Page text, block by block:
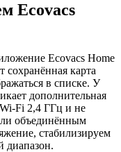
Ecovacs
Ecovacs Home
сохранённая карта
в списке. У
дополнительная
Fi 2,4 ГГц и не
объединённым
стабилизируем
диапазон.